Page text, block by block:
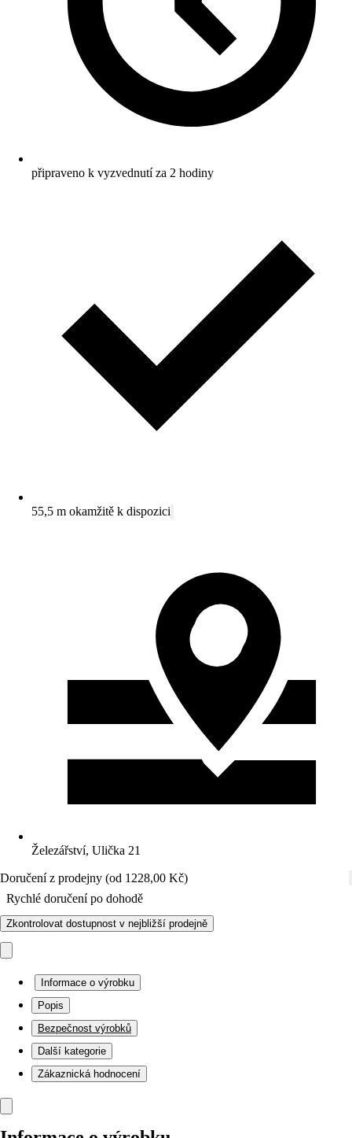
připraveno k vyzvednutí za 2 hodiny
55,5 m okamžitě k dispozici
Železářství, Ulička 21
Doručení z prodejny (od 1228,00 Kč)
Rychlé doručení po dohodě
Zkontrolovat dostupnost v nejbližší prodejně
Informace o výrobku
Popis
Bezpečnost výrobků
Další kategorie
Zákaznická hodnocení